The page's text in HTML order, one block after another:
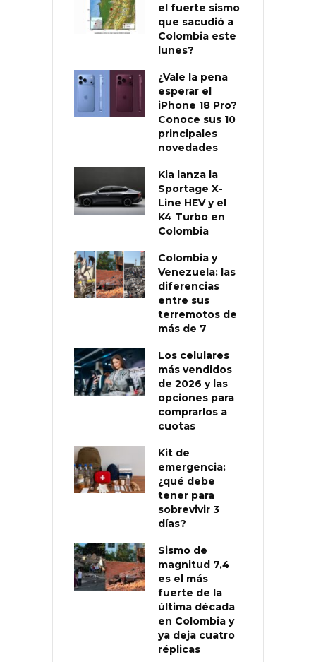
el fuerte sismo
que sacudió a
Colombia este
lunes?
¿Vale la pena
esperar el
iPhone 18 Pro?
Conoce sus 10
principales
novedades
Kia lanza la
Sportage X-
Line HEV y el
K4 Turbo en
Colombia
Colombia y
Venezuela: las
diferencias
entre sus
terremotos de
más de 7
Los celulares
más vendidos
de 2026 y las
opciones para
comprarlos a
cuotas
Kit de
emergencia:
¿qué debe
tener para
sobrevivir 3
días?
Sismo de
magnitud 7,4
es el más
fuerte de la
última década
en Colombia y
ya deja cuatro
réplicas